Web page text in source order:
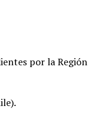
por la Región